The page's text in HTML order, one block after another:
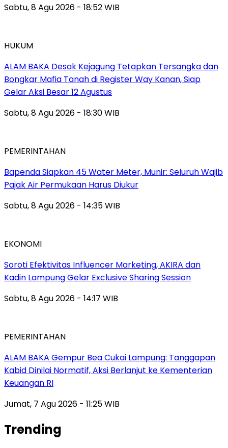
Sabtu, 8 Agu 2026 - 18:52 WIB
HUKUM
ALAM BAKA Desak Kejagung Tetapkan Tersangka dan
Bongkar Mafia Tanah di Register Way Kanan, Siap
Gelar Aksi Besar 12 Agustus
Sabtu, 8 Agu 2026 - 18:30 WIB
PEMERINTAHAN
‎Bapenda Siapkan 45 Water Meter, Munir: Seluruh Wajib
Pajak Air Permukaan Harus Diukur
Sabtu, 8 Agu 2026 - 14:35 WIB
EKONOMI
Soroti Efektivitas Influencer Marketing, AKIRA dan
Kadin Lampung Gelar Exclusive Sharing Session
Sabtu, 8 Agu 2026 - 14:17 WIB
PEMERINTAHAN
ALAM BAKA Gempur Bea Cukai Lampung: Tanggapan
Kabid Dinilai Normatif, Aksi Berlanjut ke Kementerian
Keuangan RI
Jumat, 7 Agu 2026 - 11:25 WIB
Trending